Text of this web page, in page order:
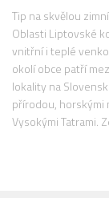
Tip na skvělou
Oblasti Liptovské
vnitřní i teplé
okolí obce patří
lokality na
přírodou, horskými
Vysokými Tatrami.